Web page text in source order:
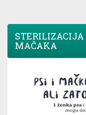
MAČAKA